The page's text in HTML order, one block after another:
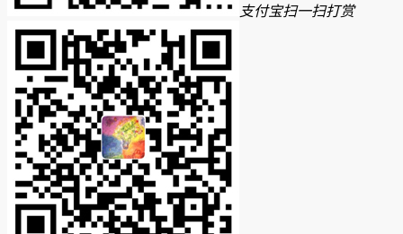
支付宝扫一扫打赏